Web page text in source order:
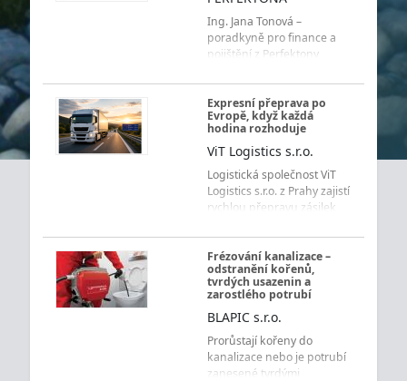
Ing. Jana Tonová –
poradkyně pro finance a
pojištění z Perfektony
Praze, Mníšku pod Brdy a
Středočeském kraji chránit
příjem při nemoci, úrazu či
pracovní neschopnosti.
Expresní přeprava po
Evropě, když každá
hodina rozhoduje
ViT Logistics s.r.o.
Logistická společnost ViT
Logistics s.r.o. z Prahy zajistí
rychlou přepravu zásilek
Evropě. Získejte pružné
řešení, průběžné
informace a doručení bez
zbytečných prodlev.
Frézování kanalizace –
odstranění kořenů,
tvrdých usazenin a
zarostlého potrubí
BLAPIC s.r.o.
Prorůstají kořeny do
kanalizace nebo je potrubí
zanesené tvrdými